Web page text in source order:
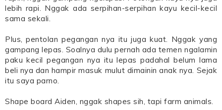
lebih rapi. Nggak ada serpihan-serpihan kayu kecil-kecil
sama sekali.
Plus, pentolan pegangan nya itu juga kuat. Nggak yang
gampang lepas. Soalnya dulu pernah ada temen ngalamin
paku kecil pegangan nya itu lepas padahal belum lama
beli nya dan hampir masuk mulut dimainin anak nya. Sejak
itu saya parno.
Shape board Aiden, nggak shapes sih, tapi farm animals.